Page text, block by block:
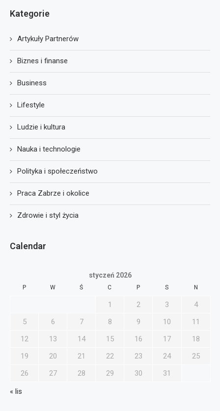
Kategorie
Artykuły Partnerów
Biznes i finanse
Business
Lifestyle
Ludzie i kultura
Nauka i technologie
Polityka i społeczeństwo
Praca Zabrze i okolice
Zdrowie i styl życia
Calendar
styczeń 2026
P W Ś C P S N
1 2 3
4
5
6 7 8 9 10
11
12
13 14 15 16 17
18
19
20 21 22 23 24
25
26
27 28 29 30 31
« lis